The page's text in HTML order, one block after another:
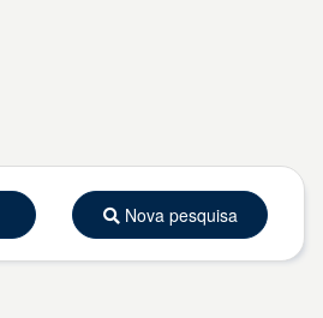
Nova pesquisa